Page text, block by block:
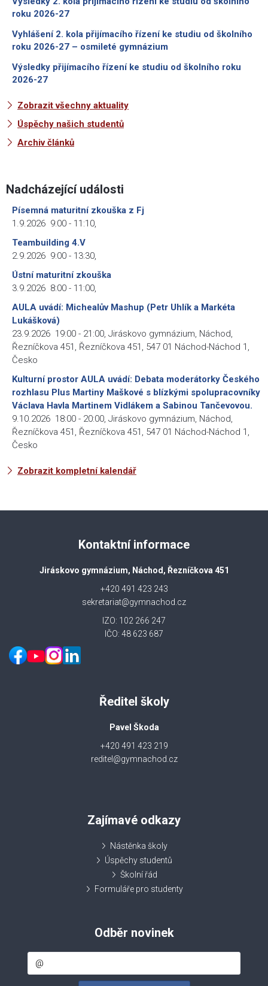
roku 2026-27
Vyhlášení 2. kola přijímacího řízení ke studiu od školního
roku 2026-27 – osmileté gymnázium
Výsledky přijímacího řízení ke studiu od školního roku
2026-27
Zobrazit všechny aktuality
Úspěchy našich studentů
Archiv článků
Nadcházející události
Písemná maturitní zkouška z Fj
1.9.2026 9:00 - 11:10,
Teambuilding 4.V
2.9.2026 9:00 - 13:30,
Ústní maturitní zkouška
3.9.2026 8:00 - 11:00,
AULA uvádí: Michealův Mashup (Petr Uhlík a Markéta
Lukášková)
23.9.2026 19:00 - 21:00, Jiráskovo gymnázium, Náchod,
Řezníčkova 451, Řezníčkova 451, 547 01 Náchod-Náchod 1,
Česko
Kulturní prostor AULA uvádí: Debata moderátorky Českého
rozhlasu Plus Martiny Maškové s blízkými spolupracovníky
Václava Havla Martinem Vidlákem a Sabinou Tančevovou.
9.10.2026 18:00 - 20:00, Jiráskovo gymnázium, Náchod,
Řezníčkova 451, Řezníčkova 451, 547 01 Náchod-Náchod 1,
Česko
Zobrazit kompletní kalendář
Kontaktní informace
Jiráskovo gymnázium, Náchod, Řezníčkova 451
+420 491 423 243
sekretariat@gymnachod.cz
IZO: 102 266 247
IČO: 48 623 687
Ředitel školy
Pavel Škoda
+420 491 423 219
reditel@gymnachod.cz
Zajímavé odkazy
Nástěnka školy
Úspěchy studentů
Školní řád
Formuláře pro studenty
Odběr novinek